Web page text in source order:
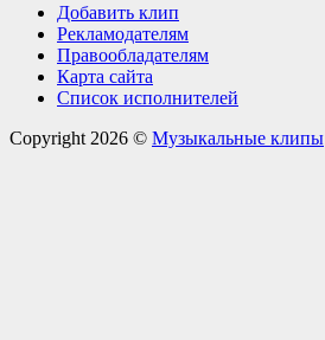
Добавить клип
Рекламодателям
Правообладателям
Карта сайта
Список исполнителей
Copyright 2026 © Музыкальные клипы